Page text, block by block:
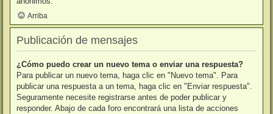
Arriba
Publicación de mensajes
¿Cómo puedo crear un nuevo tema o enviar una respuesta?
Para publicar un nuevo tema, haga clic en "Nuevo tema". Para
publicar una respuesta a un tema, haga clic en "Enviar respuesta".
Seguramente necesite registrarse antes de poder publicar y
responder. Abajo de cada foro encontrará una lista de acciones